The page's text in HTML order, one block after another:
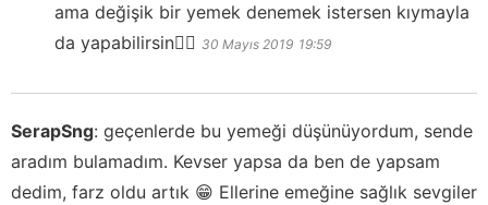
ama değişik bir yemek denemek istersen kıymayla
da yapabilirsin👍🏻 30 Mayıs 2019 19:59
SerapSng: geçenlerde bu yemeği düşünüyordum, sende
aradım bulamadım. Kevser yapsa da ben de yapsam
dedim, farz oldu artık 😁 Ellerine emeğine sağlık sevgiler